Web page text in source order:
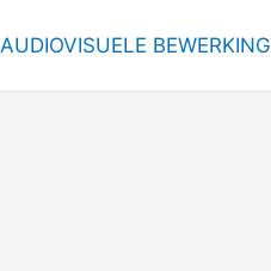
AUDIOVISUELE BEWERKING